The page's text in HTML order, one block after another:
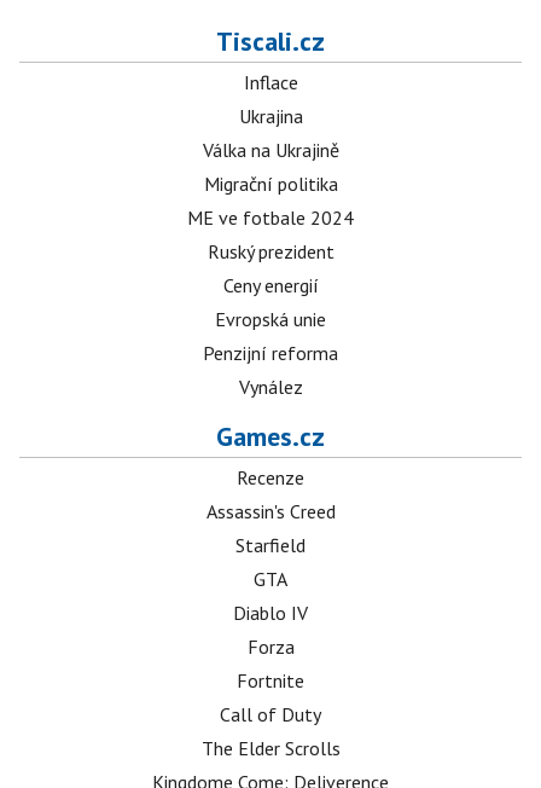
Tiscali.cz
Inflace
Ukrajina
Válka na Ukrajině
Migrační politika
ME ve fotbale 2024
Ruský prezident
Ceny energií
Evropská unie
Penzijní reforma
Vynález
Games.cz
Recenze
Assassin's Creed
Starfield
GTA
Diablo IV
Forza
Fortnite
Call of Duty
The Elder Scrolls
Kingdome Come: Deliverence